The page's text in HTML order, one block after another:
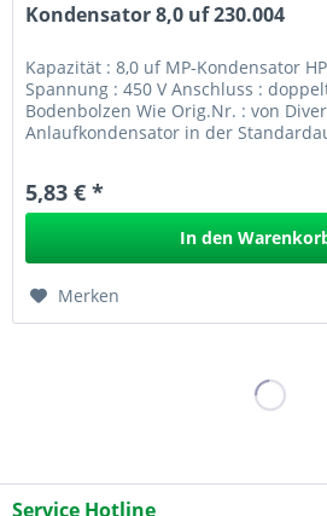
Kondensator 8,0 uf 230.004
Kapazität : 8,0 uf MP-Kondensator
Spannung : 450 V Anschluss :
Bodenbolzen Wie Orig.Nr. : von
Anlaufkondensator in der
5,83 € *
In den
Merken
Service Hotline